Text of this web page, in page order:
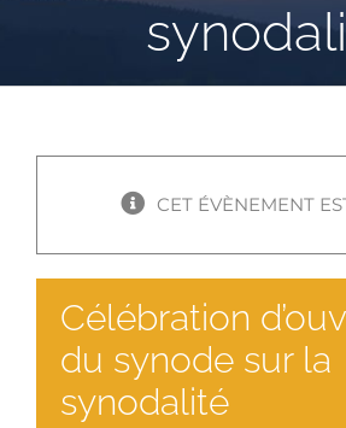
CET ÉVÈNEMENT
Célébration
du synode sur la
synodalité